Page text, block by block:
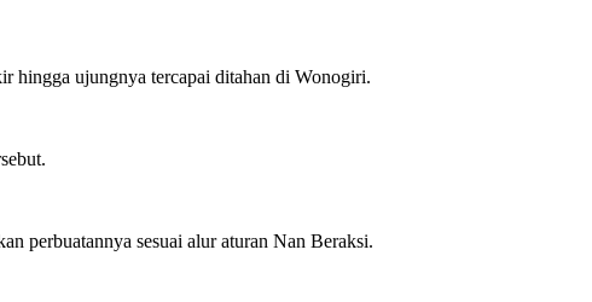
hingga ujungnya tercapai ditahan di Wonogiri.
perbuatannya sesuai alur aturan Nan Beraksi.